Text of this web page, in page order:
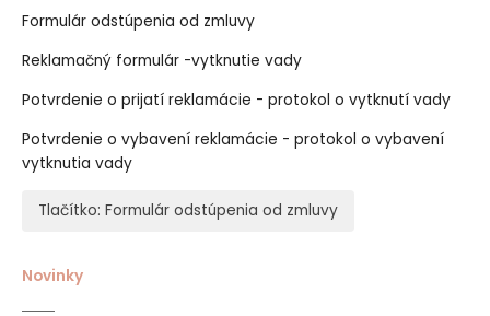
Formulár odstúpenia od zmluvy
Reklamačný formulár -vytknutie vady
Potvrdenie o prijatí reklamácie - protokol o vytknutí vady
Potvrdenie o vybavení reklamácie - protokol o vybavení
vytknutia vady
Tlačítko: Formulár odstúpenia od zmluvy
Novinky